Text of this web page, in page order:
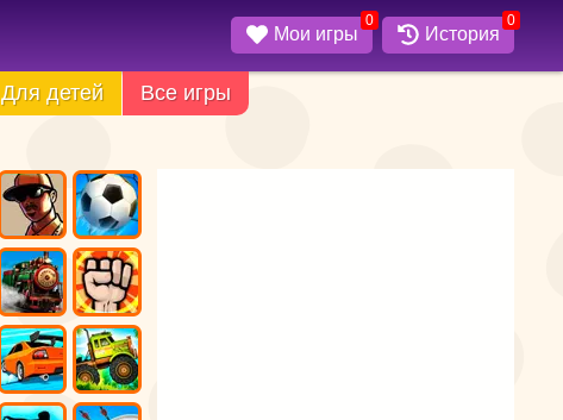
Мои игры
0
История
0
Для детей Все игры